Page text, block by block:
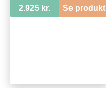
2.925 kr. Se produkt